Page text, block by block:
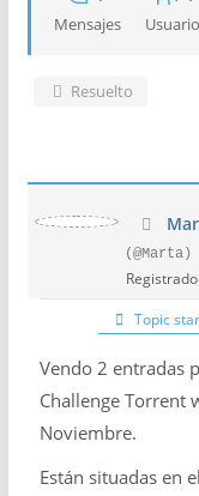
Mensajes
Resuelto
(@Marta)
Topic
Vendo 2 entradas
Challenge Torrent
Noviembre.
Están situadas en